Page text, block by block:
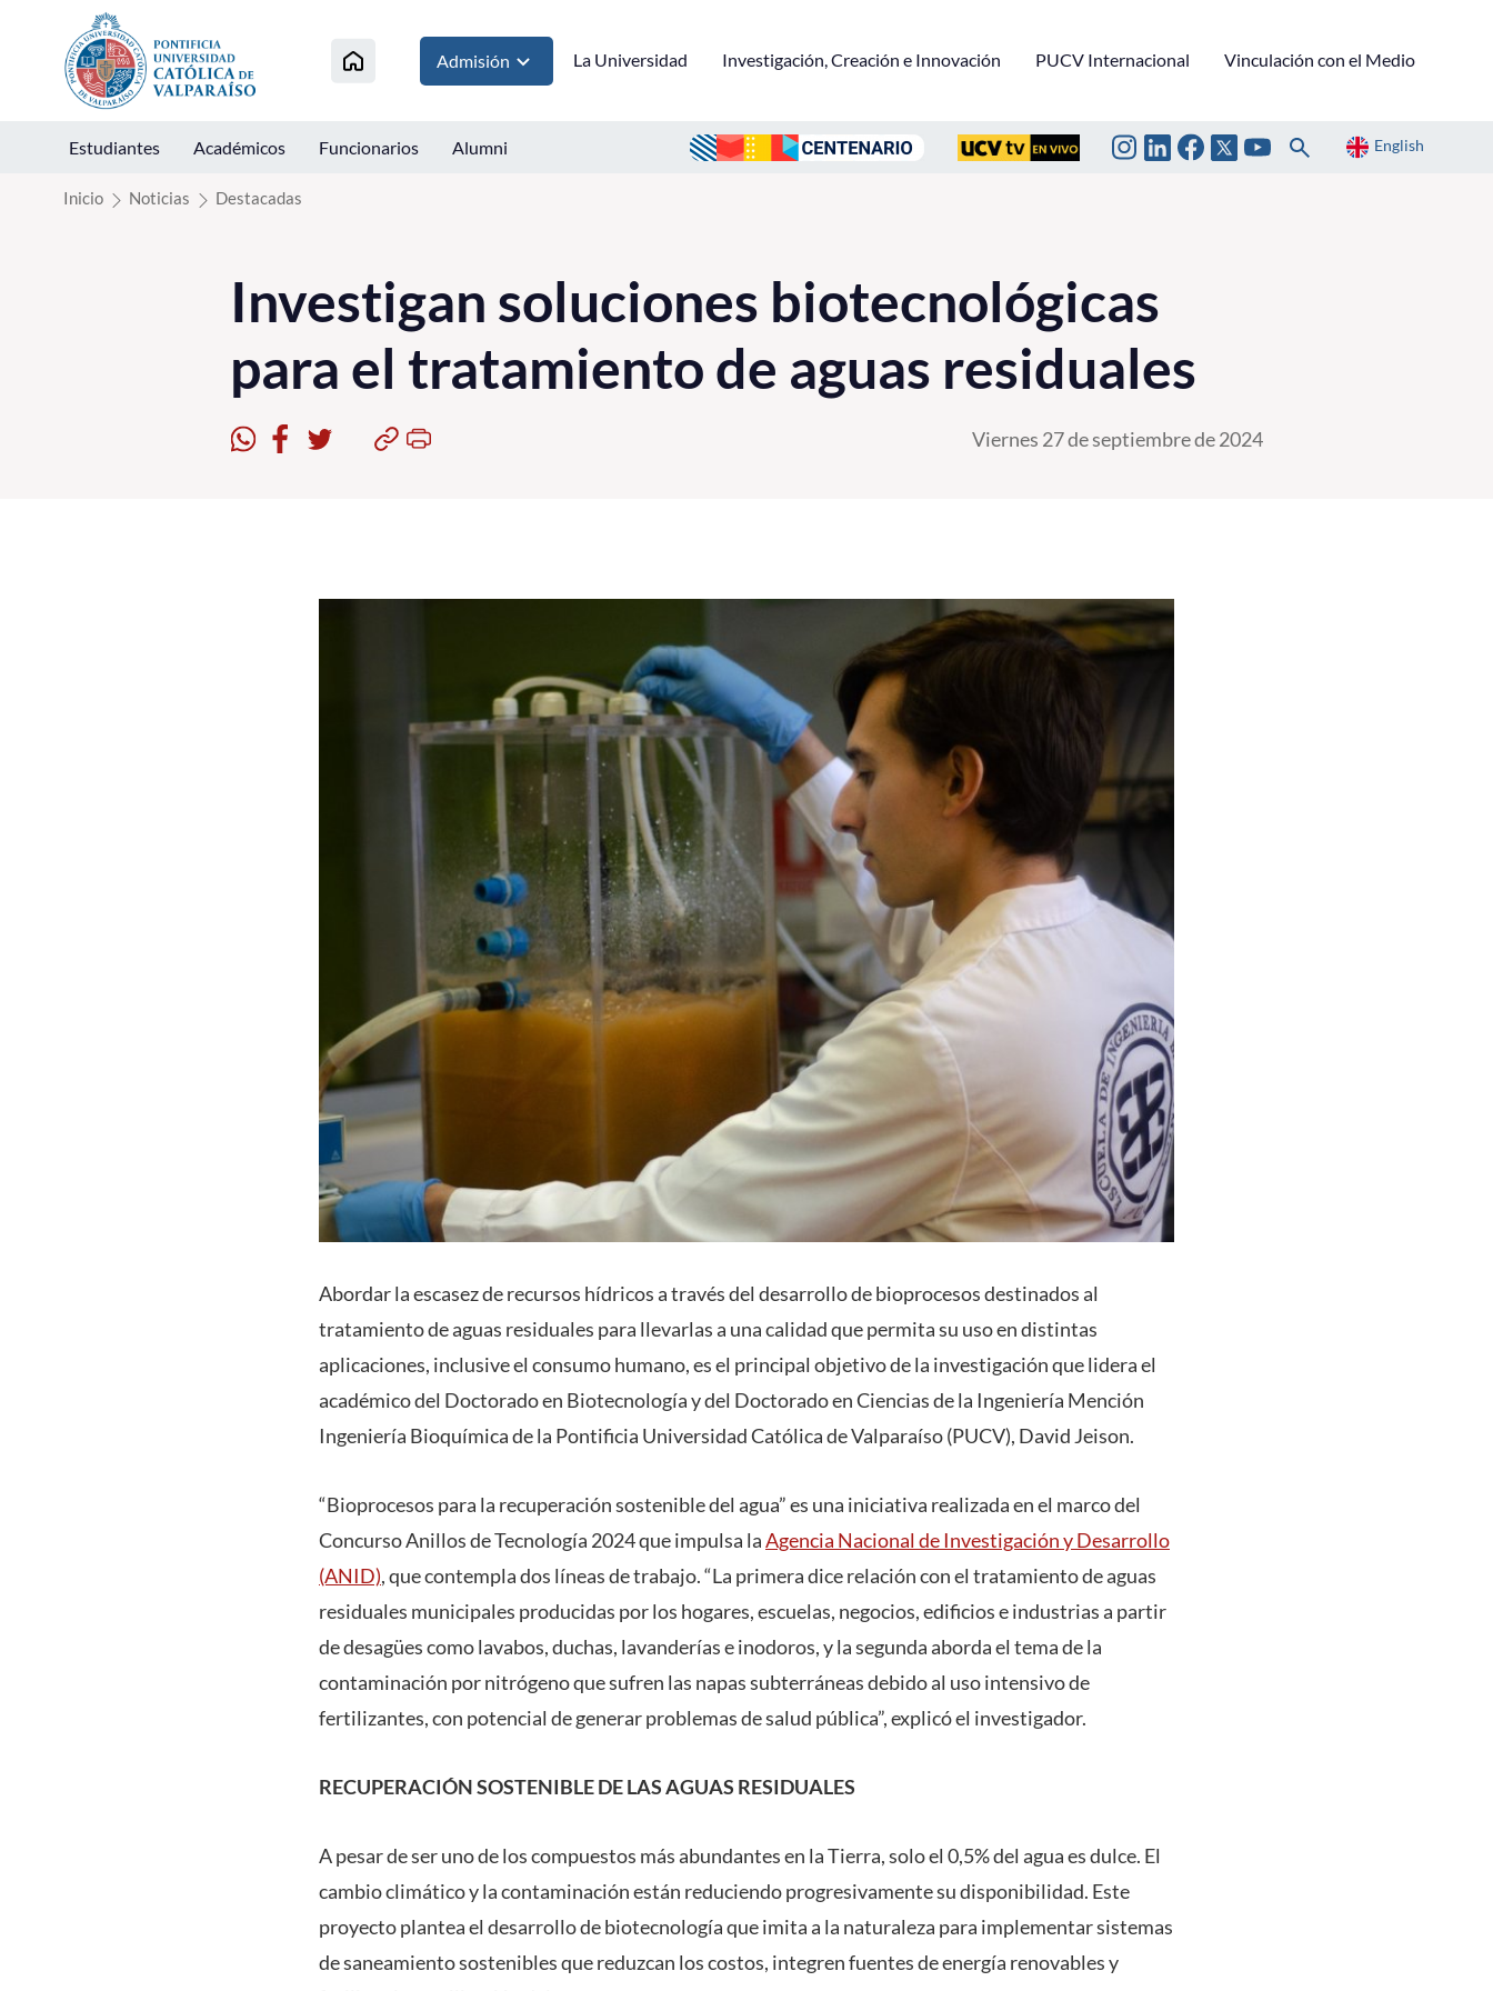
Click acá para ir directamente al contenido
Admisión La Universidad Investigación, Creación e Innovación PUCV Internacional Vinculación con el Medio
Estudiantes Académicos Funcionarios Alumni English
Inicio Noticias Destacadas
Investigan soluciones biotecnológicas
para el tratamiento de aguas residuales
Viernes 27 de septiembre de 2024
Abordar la escasez de recursos hídricos a través del desarrollo de bioprocesos destinados al
tratamiento de aguas residuales para llevarlas a una calidad que permita su uso en distintas
aplicaciones, inclusive el consumo humano, es el principal objetivo de la investigación que lidera el
académico del Doctorado en Biotecnología y del Doctorado en Ciencias de la Ingeniería Mención
Ingeniería Bioquímica de la Pontificia Universidad Católica de Valparaíso (PUCV), David Jeison.
“Bioprocesos para la recuperación sostenible del agua” es una iniciativa realizada en el marco del
Concurso Anillos de Tecnología 2024 que impulsa laAgencia Nacional de Investigación y Desarrollo
(ANID), que contempla dos líneas de trabajo. “La primera dice relación con el tratamiento de aguas
residuales municipales producidas por los hogares, escuelas, negocios, edificios e industrias a partir
de desagües como lavabos, duchas, lavanderías e inodoros, y la segunda aborda el tema de la
contaminación por nitrógeno que sufren las napas subterráneas debido al uso intensivo de
fertilizantes, con potencial de generar problemas de salud pública”, explicó el investigador.
RECUPERACIÓN SOSTENIBLE DE LAS AGUAS RESIDUALES
A pesar de ser uno de los compuestos más abundantes en la Tierra, solo el 0,5% del agua es dulce. El
cambio climático y la contaminación están reduciendo progresivamente su disponibilidad. Este
proyecto plantea el desarrollo de biotecnología que imita a la naturaleza para implementar sistemas
de saneamiento sostenibles que reduzcan los costos, integren fuentes de energía renovables y